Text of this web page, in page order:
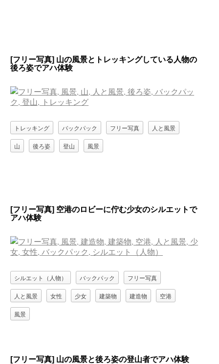
[フリー写真] 山の風景とトレッキングしている人物の
後ろ姿でアハ体験
トレッキング バックパック フリー写真 人と風景
山 後ろ姿 登山 風景
[フリー写真] 空港のロビーに佇む少女のシルエットで
アハ体験
シルエット（人物） バックパック フリー写真
人と風景 女性 少女 建築物 建造物 空港
風景
[フリー写真] 山の風景と後ろ姿の登山者でアハ体験